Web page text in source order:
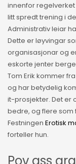
innenfor
litt spredt trening i
Administrativ leiar
Dette er løyvingar
organisasjonar og
eskorte jenter
Tom Erik kommer
og har betydelig
it-prosjekter. Det er
bedre, og flere som
Festningen Erotisk
forteller hun.